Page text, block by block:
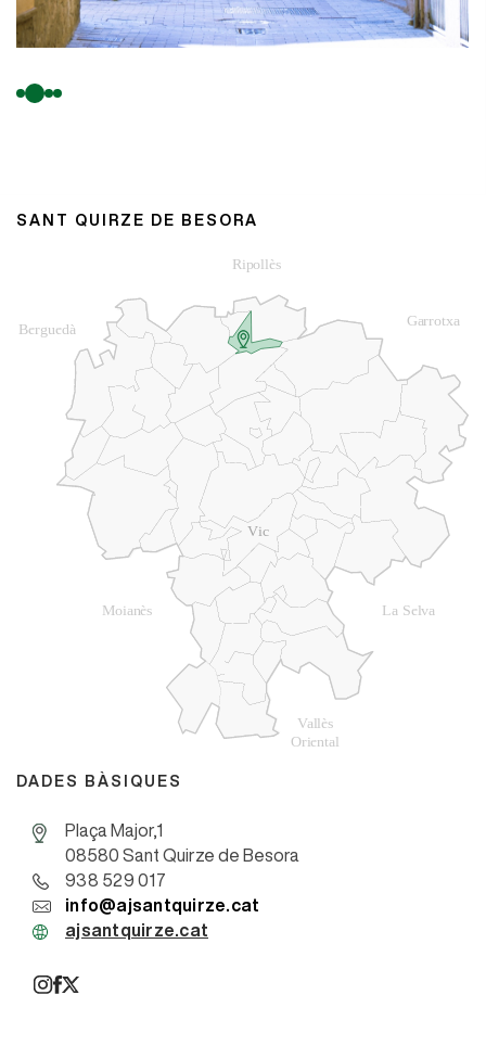
SANT QUIRZE DE BESORA
DADES BÀSIQUES
Plaça Major,1
08580 Sant Quirze de Besora
938 529 017
info@ajsantquirze.cat
ajsantquirze.cat